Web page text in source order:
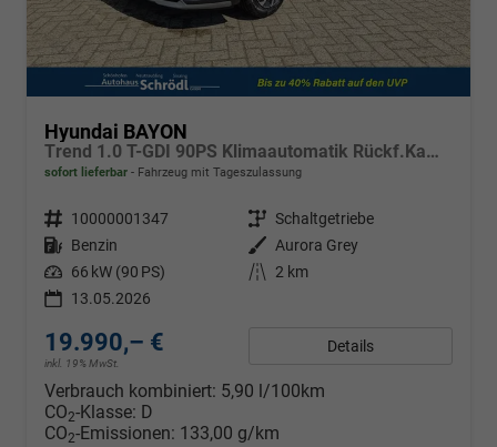
Hyundai BAYON
Trend 1.0 T-GDI 90PS Klimaautomatik Rückf.Kamera Parksensoren Sitzheizung Lenkradheizung Bluetooth Touchscreen Tempomat Apple CarPlay + Android Auto 16"LM
sofort lieferbar Fahrzeug mit Tageszulassung
Fahrzeugnr. 10000001347 Getriebe Schaltgetriebe
Kraftstoff Benzin Außenfarbe Aurora Grey
Leistung 66 kW (90 PS) Kilometerstand
2 km
13.05.2026
19.990,– €
inkl. 19% MwSt.
Details
Verbrauch kombiniert: 5,90 l/100km
CO2-Klasse: D
CO2-Emissionen: 133,00 g/km